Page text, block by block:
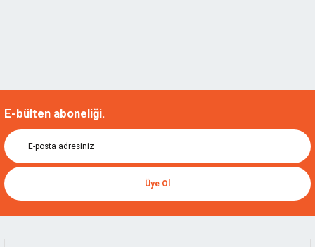
E-bülten aboneliği.
Üye Ol